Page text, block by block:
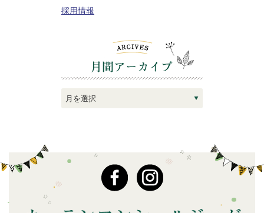
採用情報